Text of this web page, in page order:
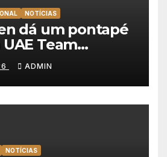
NOTÍCIAS
dá um pontapé
Team
na Volta a
ADMIN
NOTÍCIAS